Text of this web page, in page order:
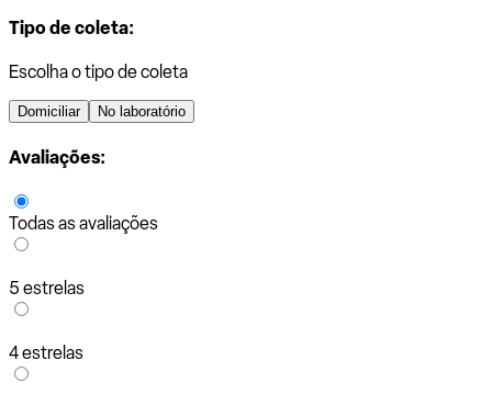
Tipo de coleta:
Escolha o tipo de coleta
Domiciliar No laboratório
Avaliações:
Todas as avaliações
5 estrelas
4 estrelas